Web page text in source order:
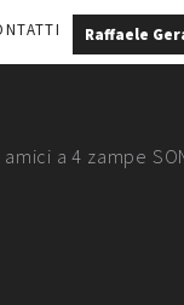
Raffaele
a 4 zampe